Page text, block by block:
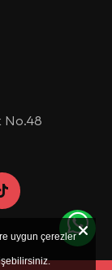
No.48
uygun çerezler